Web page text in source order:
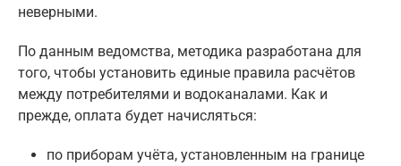
неверными.
По данным ведомства, методика разработана для
того, чтобы установить единые правила расчётов
между потребителями и водоканалами. Как и
прежде, оплата будет начисляться:
по приборам учёта, установленным на границе